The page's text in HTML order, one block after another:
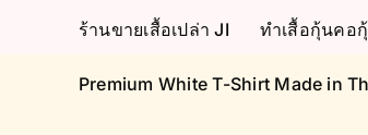
ร้านขายเสื้อเปล่า JI ทำเสื้อกุ้นคอ
Premium White T-Shirt Made in